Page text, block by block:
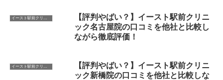
イースト駅前クリニック
【評判やばい？】イースト駅前クリニ
ック名古屋院の口コミを他社と比較し
ながら徹底評価！
イースト駅前クリニック
【評判やばい？】イースト駅前クリニ
ック新橋院の口コミを他社と比較しな